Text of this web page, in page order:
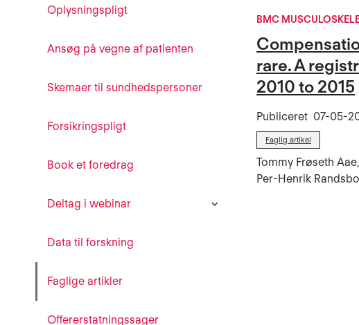
Oplysningspligt
Ansøg på vegne af patienten
Skemaer til sundhedspersoner
Forsikringspligt
Book et foredrag
Deltag i webinar
Data til forskning
Faglige artikler
Offererstatningssager
BMC
rare. A
2010 to 2015
Publiceret 07-05-
Faglig artikel
Tommy Frøseth
Per-Henrik